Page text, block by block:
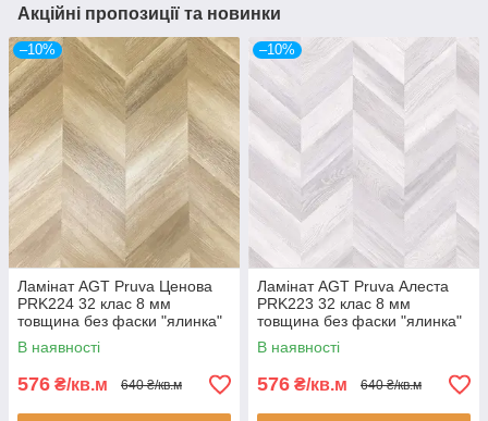
Акційні пропозиції та новинки
–10%
Ламінат AGT Pruva Ценова
PRK224 32 клас 8 мм
товщина без фаски "ялинка"
В наявності
576 ₴/кв.м 640 ₴/кв.м
–10%
Ламінат AGT Pruva Алеста
PRK223 32 клас 8 мм
товщина без фаски "ялинка"
В наявності
576 ₴/кв.м 640 ₴/кв.м